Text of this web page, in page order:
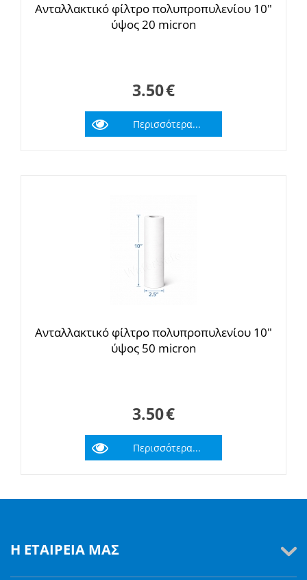
Ανταλλακτικό φίλτρο πολυπροπυλενίου 10"
ύψος 20 micron
3.50€
Περισσότερα...
Ανταλλακτικό φίλτρο πολυπροπυλενίου 10"
ύψος 50 micron
3.50€
Περισσότερα...
Η ΕΤΑΙΡΕΊΑ ΜΑΣ